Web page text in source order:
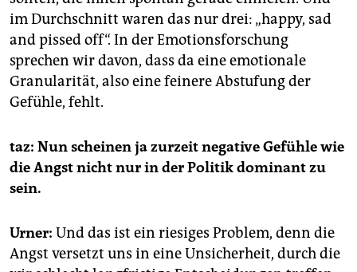
im Durchschnitt waren das nur drei: „happy, sad
and pissed off“. In der Emotionsforschung
sprechen wir davon, dass da eine emotionale
Granularität, also eine feinere Abstufung der
Gefühle, fehlt.
taz: Nun scheinen ja zurzeit negative Gefühle wie
die Angst nicht nur in der Politik dominant zu
sein.
Urner: Und das ist ein riesiges Problem, denn die
Angst versetzt uns in eine Unsicherheit, durch die